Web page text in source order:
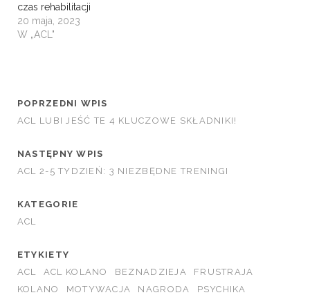
czas rehabilitacji
20 maja, 2023
W „ACL"
POPRZEDNI WPIS
ACL LUBI JEŚĆ TE 4 KLUCZOWE SKŁADNIKI!
NASTĘPNY WPIS
ACL 2-5 TYDZIEŃ: 3 NIEZBĘDNE TRENINGI
KATEGORIE
ACL
ETYKIETY
ACL
ACL KOLANO BEZNADZIEJA
FRUSTRAJA
KOLANO
MOTYWACJA NAGRODA
PSYCHIKA